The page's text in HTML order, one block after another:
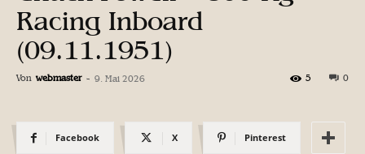
Racing Inboard
(09.11.1951)
Von webmaster - 9. Mai 2026 0
5
Facebook X Pinterest